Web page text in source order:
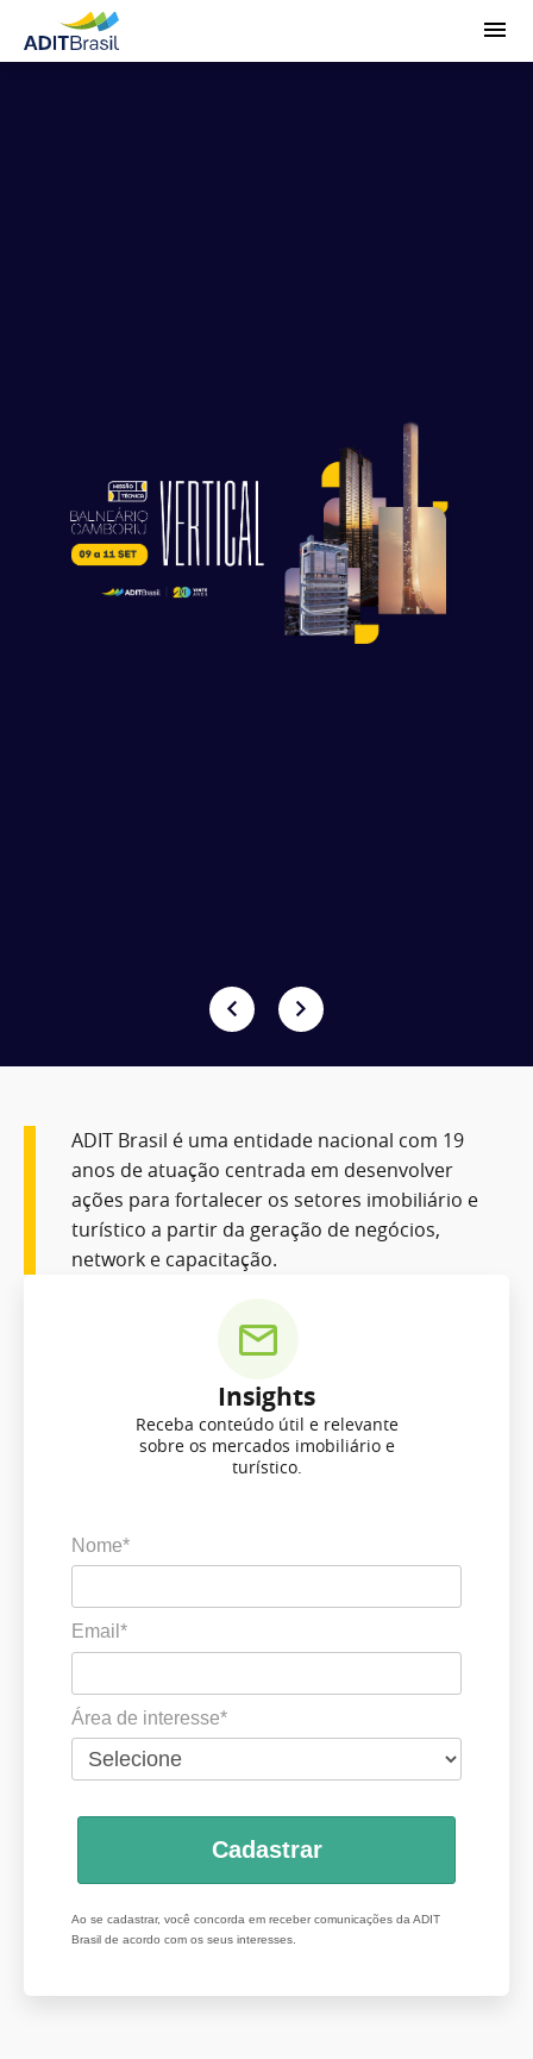
ADIT Brasil é uma entidade nacional com 19
anos de atuação centrada em desenvolver
ações para fortalecer os setores imobiliário e
turístico a partir da geração de negócios,
network e capacitação.
Insights
Receba conteúdo útil e relevante
sobre os mercados imobiliário e
turístico.
Nome*
Email*
Área de interesse*
Cadastrar
Ao se cadastrar, você concorda em receber comunicações da ADIT
Brasil de acordo com os seus interesses.